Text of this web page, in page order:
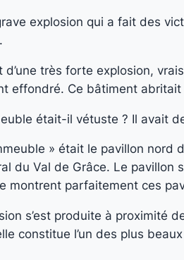
explosion qui a fait des
d’une très forte explosion,
effondré. Ce bâtiment
était-il vétuste ? Il avait
» était le pavillon nord
du Val de Grâce. Le
montrent parfaitement ces
s’est produite à
constitue l’un des plus